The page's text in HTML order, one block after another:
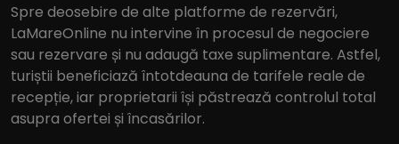
Spre deosebire de alte platforme de rezervări,
LaMareOnline nu intervine în procesul de negociere
sau rezervare și nu adaugă taxe suplimentare. Astfel,
turiștii beneficiază întotdeauna de tarifele reale de
recepție, iar proprietarii își păstrează controlul total
asupra ofertei și încasărilor.